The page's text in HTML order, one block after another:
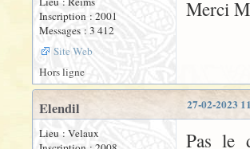
Inscription : 2001
Messages : 3 412
Site Web
Merci
Hors ligne
27-02-2023
Elendil
Lieu : Velaux
Pas le